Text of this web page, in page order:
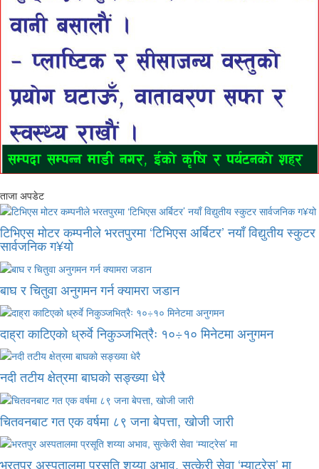
ताजा अपडेट
टिभिएस मोटर कम्पनीले भरतपुरमा ‘टिभिएस अर्बिटर’ नयाँ विद्युतीय स्कुटर
सार्वजनिक ग¥यो
बाघ र चितुवा अनुगमन गर्न क्यामरा जडान
दाह्रा काटिएको ध्रुर्वे निकुञ्जभित्रैः १०÷१० मिनेटमा अनुगमन
नदी तटीय क्षेत्रमा बाघको सङ्ख्या धेरै
चितवनबाट गत एक वर्षमा ८९ जना बेपत्ता, खोजी जारी
भरतपुर अस्पतालमा प्रसूति शय्या अभाव, सुत्केरी सेवा ‘म्याट्रेस’ मा